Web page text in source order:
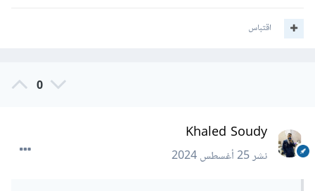
اقتباس
0
Khaled Soudy
نشر25 أغسطس 2024